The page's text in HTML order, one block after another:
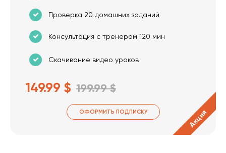
Проверка 20 домашних заданий
Консультация с тренером 120 мин
Скачивание видео уроков
149.99 $ 199.99 $
ОФОРМИТЬ ПОДПИСКУ Акция